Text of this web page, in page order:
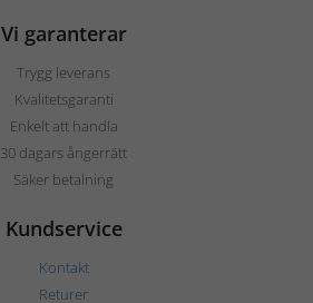
Vi garanterar
Trygg leverans
Kvalitetsgaranti
Enkelt att handla
30 dagars ångerrätt
Säker betalning
Kundservice
Kontakt
Returer